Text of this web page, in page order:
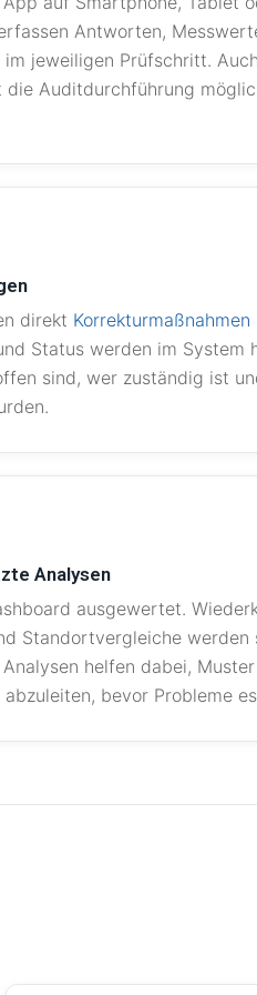
Antworten,
jeweiligen Prüfschritt.
Auditdurchführung
direkt Korrekturmaßnahmen
Status werden im System
sind, wer zuständig ist
Analysen
ausgewertet.
Standortvergleiche werden
helfen dabei,
bevor Probleme